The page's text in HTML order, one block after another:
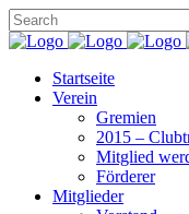
Startseite
Verein
Gremien
2015 –
Mitglied
Förderer
Mitglieder